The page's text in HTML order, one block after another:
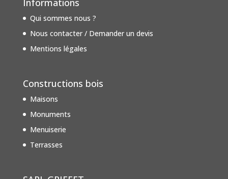
Informations
Qui sommes nous ?
Nous contacter / Demander un devis
Mentions légales
Constructions bois
Maisons
Monuments
Menuiserie
Terrasses